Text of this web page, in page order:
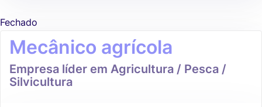
Fechado
Mecânico agrícola
Empresa líder em Agricultura / Pesca /
Silvicultura